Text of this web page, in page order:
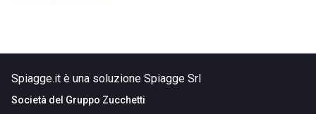
Spiagge.it è una soluzione Spiagge Srl
Società del Gruppo Zucchetti